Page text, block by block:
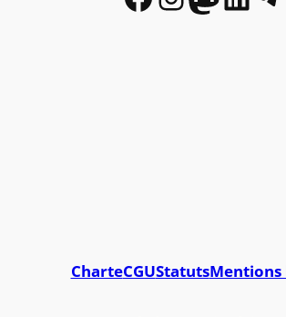
CharteCGUStatutsMentions